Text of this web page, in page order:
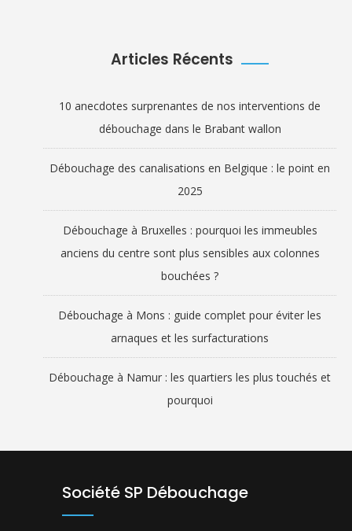
Articles Récents
10 anecdotes surprenantes de nos interventions de
débouchage dans le Brabant wallon
Débouchage des canalisations en Belgique : le point en
2025
Débouchage à Bruxelles : pourquoi les immeubles
anciens du centre sont plus sensibles aux colonnes
bouchées ?
Débouchage à Mons : guide complet pour éviter les
arnaques et les surfacturations
Débouchage à Namur : les quartiers les plus touchés et
pourquoi
Société SP Débouchage